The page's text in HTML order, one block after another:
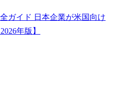
ガイド 日本企業が米国向け
年版】